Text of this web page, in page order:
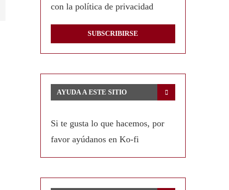
con la política de privacidad
AYUDA A ESTE SITIO
Si te gusta lo que hacemos, por
favor ayúdanos en Ko-fi